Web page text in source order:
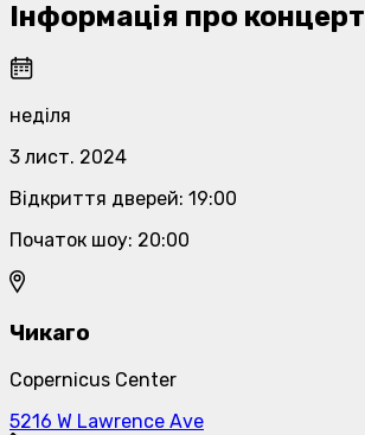
Інформація про концерт
неділя
3 лист. 2024
Відкриття дверей: 19:00
Початок шоу: 20:00
Чикаго
Copernicus Center
5216 W Lawrence Ave